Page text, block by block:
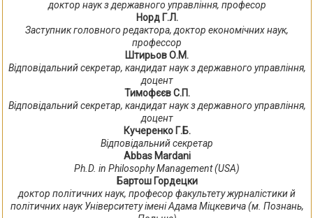
доктор наук з державного управління, професор
Норд Г.Л.
Заступник головного редактора, доктор економічних наук,
профессор
Штирьов О.М.
Відповідальний секретар, кандидат наук з державного управління,
доцент
Тимофєєв С.П.
Відповідальний секретар, кандидат наук з державного управління,
доцент
Кучеренко Г.Б.
Відповідальний секретар
Abbas Mardani
Ph.D. in Philosophy Management (USA)
Бартош Гордецки
доктор політичних наук, професор факультету журналістики й
політичних наук Університету імені Адама Міцкевича (м. Познань,